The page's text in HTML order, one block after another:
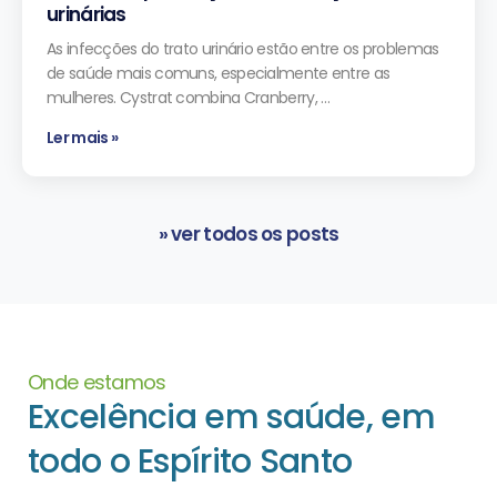
urinárias
As infecções do trato urinário estão entre os problemas
de saúde mais comuns, especialmente entre as
mulheres. Cystrat combina Cranberry, …
Ler mais »
» ver todos os posts
Onde estamos
Excelência em saúde, em
todo o Espírito Santo